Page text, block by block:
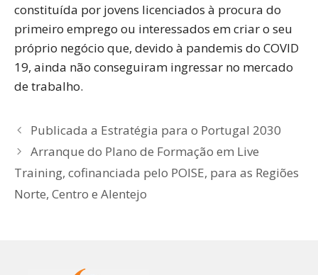
constituída por jovens licenciados à procura do
primeiro emprego ou interessados em criar o seu
próprio negócio que, devido à pandemis do COVID
19, ainda não conseguiram ingressar no mercado
de trabalho.
Publicada a Estratégia para o Portugal 2030
Arranque do Plano de Formação em Live
Training, cofinanciada pelo POISE, para as Regiões
Norte, Centro e Alentejo